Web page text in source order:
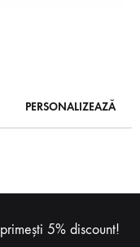
PERSONALIZEAZĂ
5% discount!